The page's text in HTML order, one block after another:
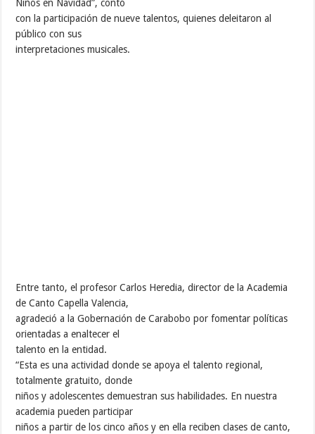
Niños en Navidad”, contó
con la participación de nueve talentos, quienes deleitaron al
público con sus
interpretaciones musicales.
Entre tanto, el profesor Carlos Heredia, director de la Academia
de Canto Capella Valencia,
agradeció a la Gobernación de Carabobo por fomentar políticas
orientadas a enaltecer el
talento en la entidad.
“Esta es una actividad donde se apoya el talento regional,
totalmente gratuito, donde
niños y adolescentes demuestran sus habilidades. En nuestra
academia pueden participar
niños a partir de los cinco años y en ella reciben clases de canto,